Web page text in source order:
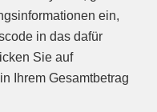
ein,
in das dafür
Sie auf
Ihrem Gesamtbetrag